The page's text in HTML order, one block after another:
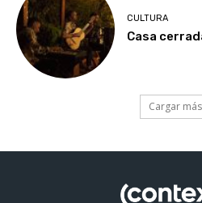
CULTURA
Casa
Cargar más